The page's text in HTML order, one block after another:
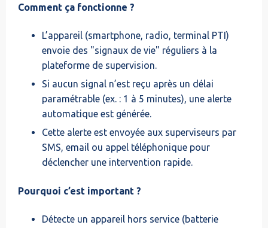
Comment ça fonctionne ?
L’appareil (smartphone, radio, terminal PTI)
envoie des "signaux de vie" réguliers à la
plateforme de supervision.
Si aucun signal n’est reçu après un délai
paramétrable (ex. : 1 à 5 minutes), une alerte
automatique est générée.
Cette alerte est envoyée aux superviseurs par
SMS, email ou appel téléphonique pour
déclencher une intervention rapide.
Pourquoi c’est important ?
Détecte un appareil hors service (batterie